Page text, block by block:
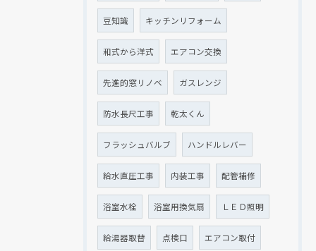
豆知識 キッチンリフォーム
和式から洋式 エアコン交換
先進的窓リノベ ガスレンジ
防水長尺工事 乾太くん
フラッシュバルブ ハンドルレバー
給水直圧工事 内装工事 配管補修
浴室水栓 浴室用換気扇 ＬＥＤ照明
給湯器取替 点検口 エアコン取付